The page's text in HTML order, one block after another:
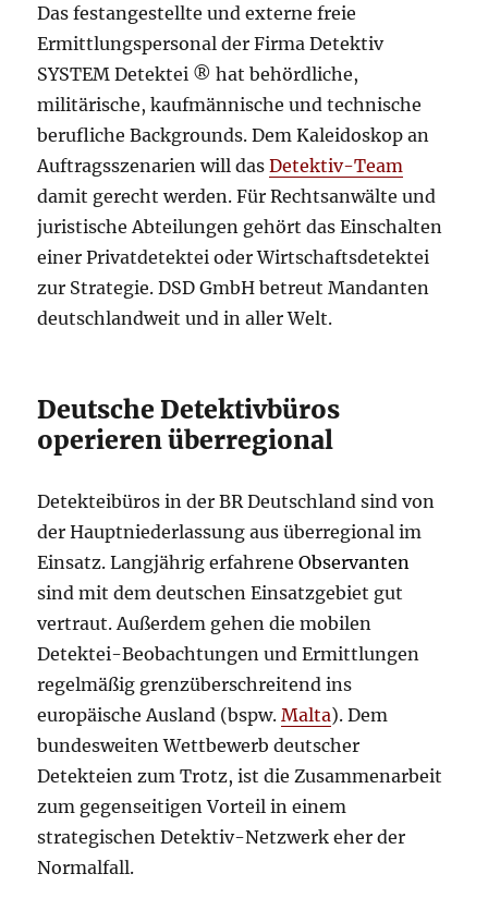
Das festangestellte und externe freie
Ermittlungspersonal der Firma Detektiv
SYSTEM Detektei ® hat behördliche,
militärische, kaufmännische und technische
berufliche Backgrounds. Dem Kaleidoskop an
Auftragsszenarien will dasDetektiv-Team
damit gerecht werden. Für Rechtsanwälte und
juristische Abteilungen gehört das Einschalten
einer Privatdetektei oder Wirtschaftsdetektei
zur Strategie. DSD GmbH betreut Mandanten
deutschlandweit und in aller Welt.
Deutsche Detektivbüros
operieren überregional
Detekteibüros in der BR Deutschland sind von
der Hauptniederlassung aus überregional im
Einsatz. Langjährig erfahreneObservanten
sind mit dem deutschen Einsatzgebiet gut
vertraut. Außerdem gehen die mobilen
Detektei-Beobachtungen und Ermittlungen
regelmäßig grenzüberschreitend ins
europäische Ausland (bspw.Malta). Dem
bundesweiten Wettbewerb deutscher
Detekteien zum Trotz, ist die Zusammenarbeit
zum gegenseitigen Vorteil in einem
strategischen Detektiv-Netzwerk eher der
Normalfall.